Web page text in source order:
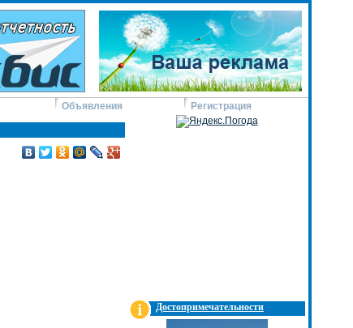
Объявления
Регистрация
Достопримечательности